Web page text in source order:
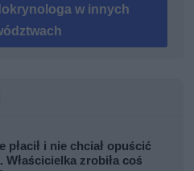
w innych
płacił i nie chciał opuścić
Właścicielka zrobiła coś